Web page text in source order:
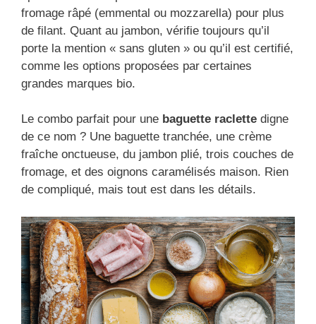
fromage râpé (emmental ou mozzarella) pour plus
de filant. Quant au jambon, vérifie toujours qu’il
porte la mention « sans gluten » ou qu’il est certifié,
comme les options proposées par certaines
grandes marques bio.
Le combo parfait pour une baguette raclette digne
de ce nom ? Une baguette tranchée, une crème
fraîche onctueuse, du jambon plié, trois couches de
fromage, et des oignons caramélisés maison. Rien
de compliqué, mais tout est dans les détails.